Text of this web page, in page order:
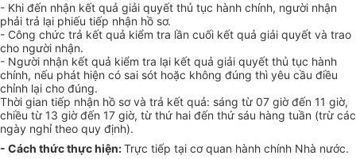
- Khi đến nhận kết quả giải quyết thủ tục hành chính, người nhận
phải trả lại phiếu tiếp nhận hồ sơ.
- Công chức trả kết quả kiểm tra lần cuối kết quả giải quyết và trao
cho người nhận.
- Người nhận kết quả kiểm tra lại kết quả giải quyết thủ tục hành
chính, nếu phát hiện có sai sót hoặc không đúng thì yêu cầu điều
chỉnh lại cho đúng.
Thời gian tiếp nhận hồ sơ và trả kết quả: sáng từ 07 giờ đến 11 giờ,
chiều từ 13 giờ đến 17 giờ, từ thứ hai đến thứ sáu hàng tuần (trừ các
ngày nghỉ theo quy định).
- Cách thức thực hiện:Trực tiếp tại cơ quan hành chính Nhà nước.